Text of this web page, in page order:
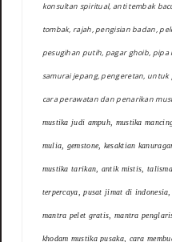
konsultan spiritual, anti tembak
tombak, rajah, pengisian badan,
pesugihan putih, pagar ghoib, pipa
samurai jepang, pengeretan,
cara perawatan dan penarikan
mustika judi ampuh, mustika
mulia, gemstone, kesaktian
mustika tarikan, antik mistis,
terpercaya, pusat jimat di
mantra pelet gratis, mantra
khodam mustika pusaka, cara